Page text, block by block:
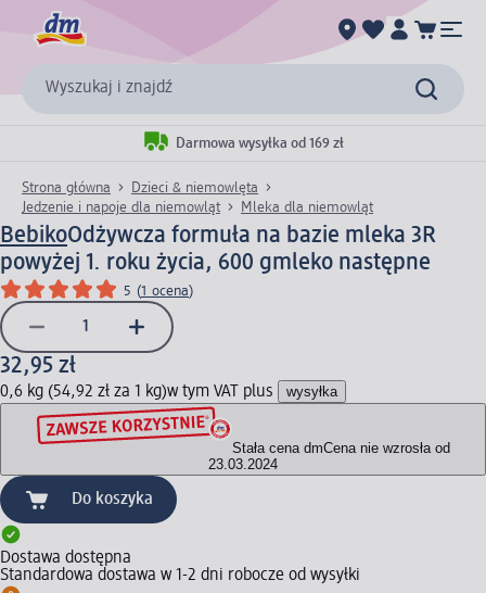
Wyszukaj i znajdź
Darmowa wysyłka od 169 zł
Strona główna
Dzieci & niemowlęta
Jedzenie i napoje dla niemowląt
Mleka dla niemowląt
BebikoOdżywcza formuła na bazie mleka 3R
powyżej 1. roku życia, 600 gmleko następne
5 (1 ocena)
32,95 zł
0,6 kg (54,92 zł za 1 kg)w tym VAT plus wysyłka
Stała cena dmCena nie wzrosła od
23.03.2024
Do koszyka
Dostawa dostępna
Standardowa dostawa w 1-2 dni robocze od wysyłki